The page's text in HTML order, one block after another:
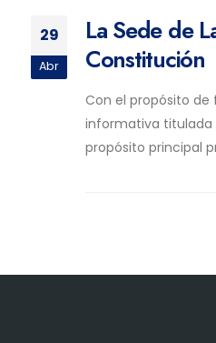
29
Abr
La Sede de
Constitución
Con el propósito de
informativa titulada
propósito principal